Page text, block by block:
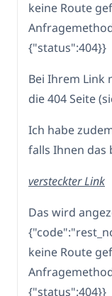
keine Route
{"status":404}}
Bei Ihrem Link
die 404 Seite
Ich habe
falls Ihnen das
versteckter Link
Das wird
keine Route
{"status":404}}